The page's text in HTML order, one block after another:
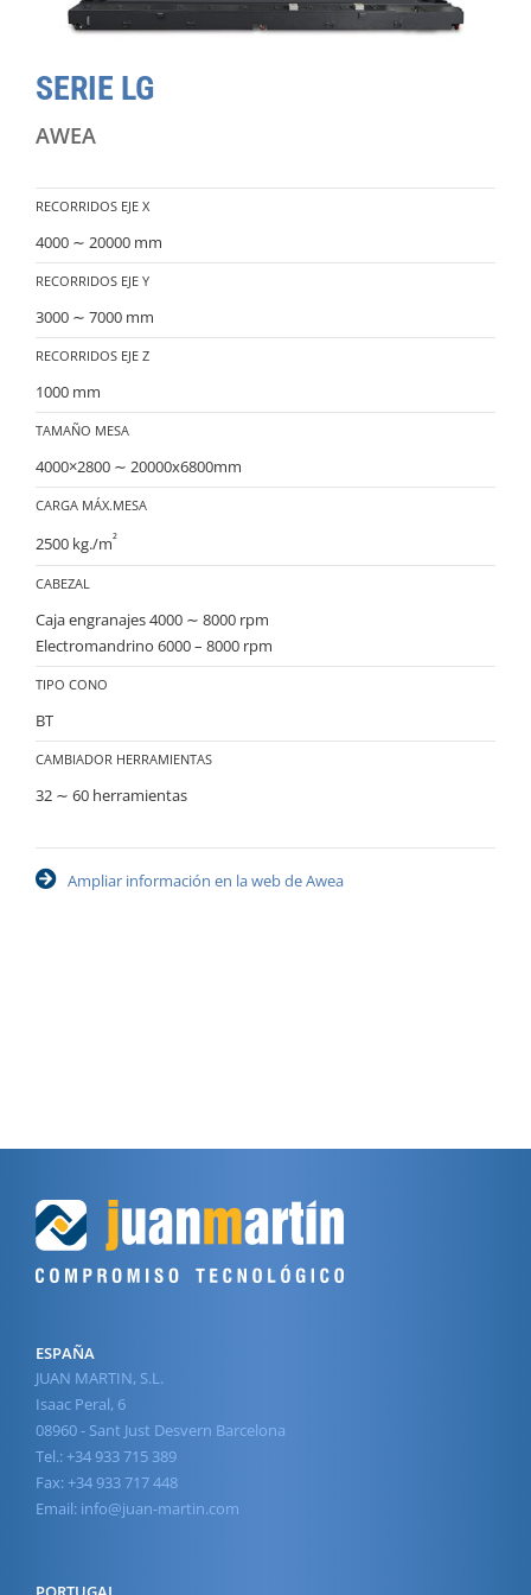
SERIE LG
AWEA
RECORRIDOS EJE X
4000 ∼ 20000 mm
RECORRIDOS EJE Y
3000 ∼ 7000 mm
RECORRIDOS EJE Z
1000 mm
TAMAÑO MESA
4000×2800 ∼ 20000x6800mm
CARGA MÁX.MESA
2500 kg./m²
CABEZAL
Caja engranajes 4000 ∼ 8000 rpm
Electromandrino 6000 – 8000 rpm
TIPO CONO
BT
CAMBIADOR HERRAMIENTAS
32 ∼ 60 herramientas
Ampliar información en la web de Awea
ESPAÑA
JUAN MARTIN, S.L.
Isaac Peral, 6
08960 - Sant Just Desvern Barcelona
Tel.: +34 933 715 389
Fax: +34 933 717 448
Email: info@juan-martin.com